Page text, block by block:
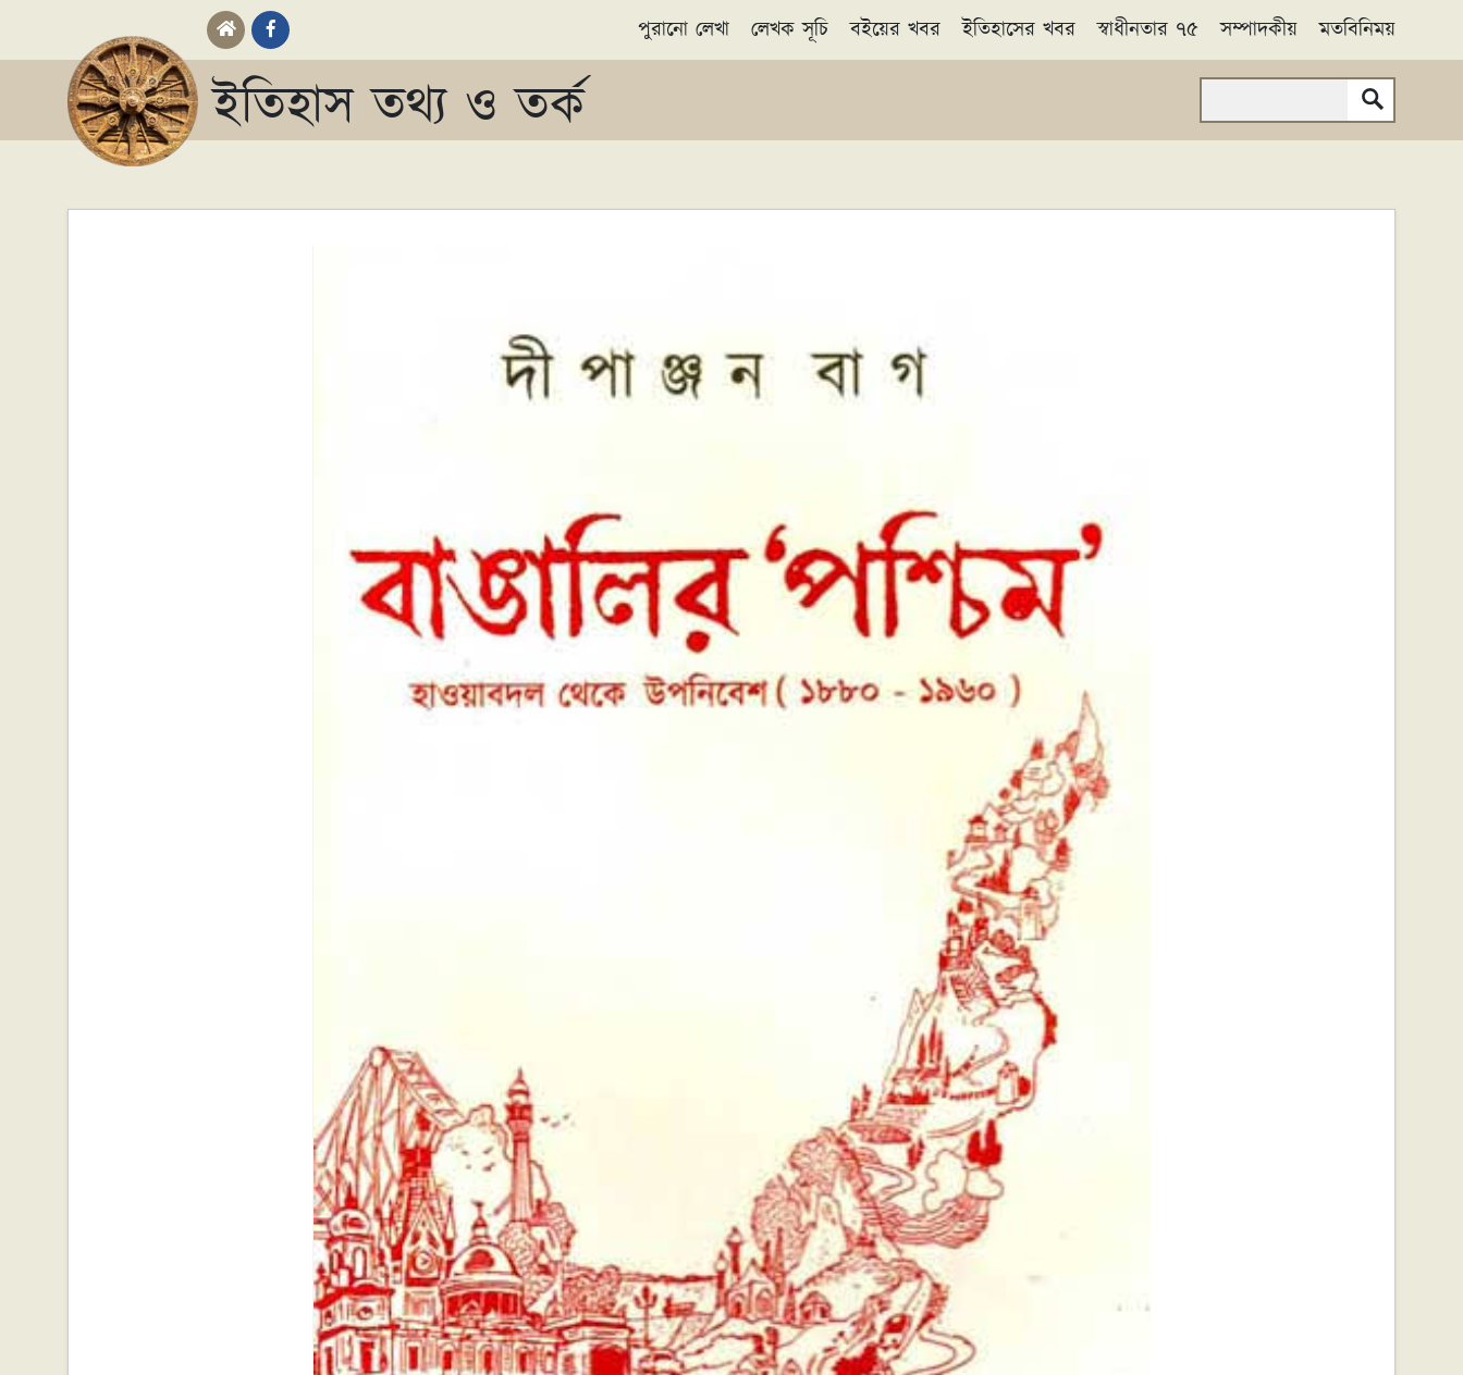
পুরানো লেখা লেখক সূচি বইয়ের খবর ইতিহাসের খবর স্বাধীনতার ৭৫ সম্পাদকীয় মতবিনিময়
ইতিহাস তথ্য ও তর্ক